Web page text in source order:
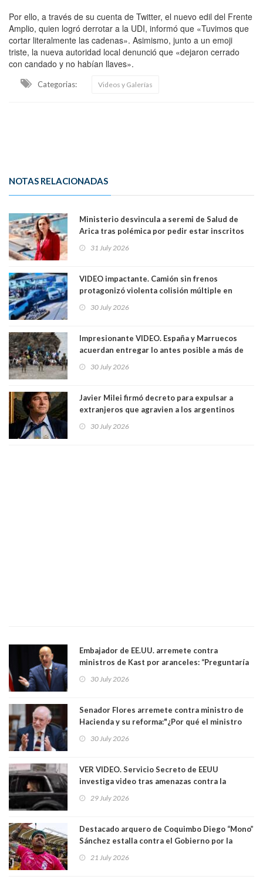
Por ello, a través de su cuenta de Twitter, el nuevo edil del Frente
Amplio, quien logró derrotar a la UDI, informó que «Tuvimos que
cortar literalmente las cadenas». Asimismo, junto a un emoji
triste, la nueva autoridad local denunció que «dejaron cerrado
con candado y no habían llaves».
Categorias: Videos y Galerías
NOTAS RELACIONADAS
Ministerio desvincula a seremi de Salud de
Arica tras polémica por pedir estar inscritos
en el Partido Republicano para un cupo laboral.
Ya son 29 seremis despedidos desde el 11 de
31 July 2026
VIDEO impactante. Camión sin frenos
protagonizó violenta colisión múltiple en
Cartagena: 13 lesionados y dos heridos graves
30 July 2026
Impresionante VIDEO. España y Marruecos
acuerdan entregar lo antes posible a más de
dos mil personas que ingresaron como
avalancha y de manera irregular a territorio
30 July 2026
Javier Milei firmó decreto para expulsar a
extranjeros que agravien a los argentinos
luego del mundial
30 July 2026
Embajador de EE.UU. arremete contra
ministros de Kast por aranceles: “Preguntaría
si ese ministro realmente ha leído el Tratado.
Yo diría que no”
30 July 2026
Senador Flores arremete contra ministro de
Hacienda y su reforma:"¿Por qué el ministro
Quiroz se empecina en favorecer a municipios
más ricos, pasándole la aplanadora a los
30 July 2026
VER VIDEO. Servicio Secreto de EEUU
investiga video tras amenazas contra la
primera dama Melania Trump y su hijo Barron
29 July 2026
Destacado arquero de Coquimbo Diego “Mono”
Sánchez estalla contra el Gobierno por la
catástrofe en su ciudad. Lanzó dura acusación
contra ministro Poduje a quién trató de
21 July 2026